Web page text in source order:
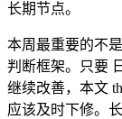
长期节点。
本周最重要的不
判断框架。只要
继续改善，本文
应该及时下修。